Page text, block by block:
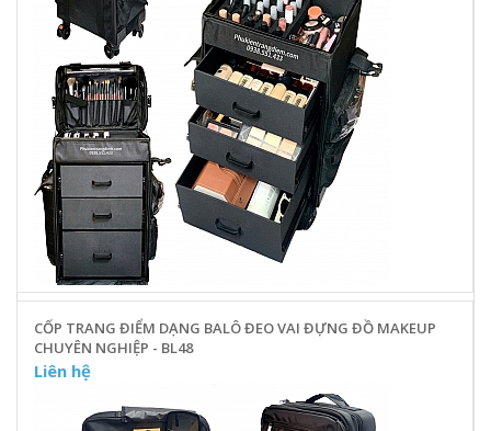
CỐP TRANG ĐIỂM DẠNG BALÔ ĐEO VAI ĐỰNG ĐỒ MAKEUP
CHUYÊN NGHIỆP - BL48
Liên hệ